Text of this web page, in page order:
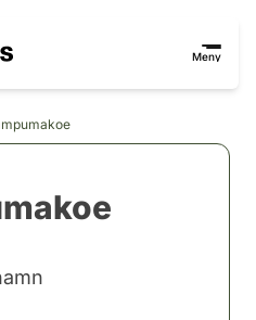
Meny